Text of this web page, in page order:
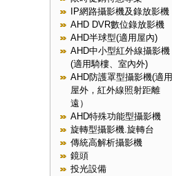
IP網路攝影機及錄放影機
AHD DVR數位錄放影機
AHD半球型(適用屋內)
AHD中小型紅外線攝影機
(適用騎樓、室內外)
AHD防護罩型攝影機(適用
屋外，紅外線照射距離
遠）
AHD特殊功能型攝影機
旋轉型攝影機.旋轉台
傳統高解析攝影機
鏡頭
投光設備